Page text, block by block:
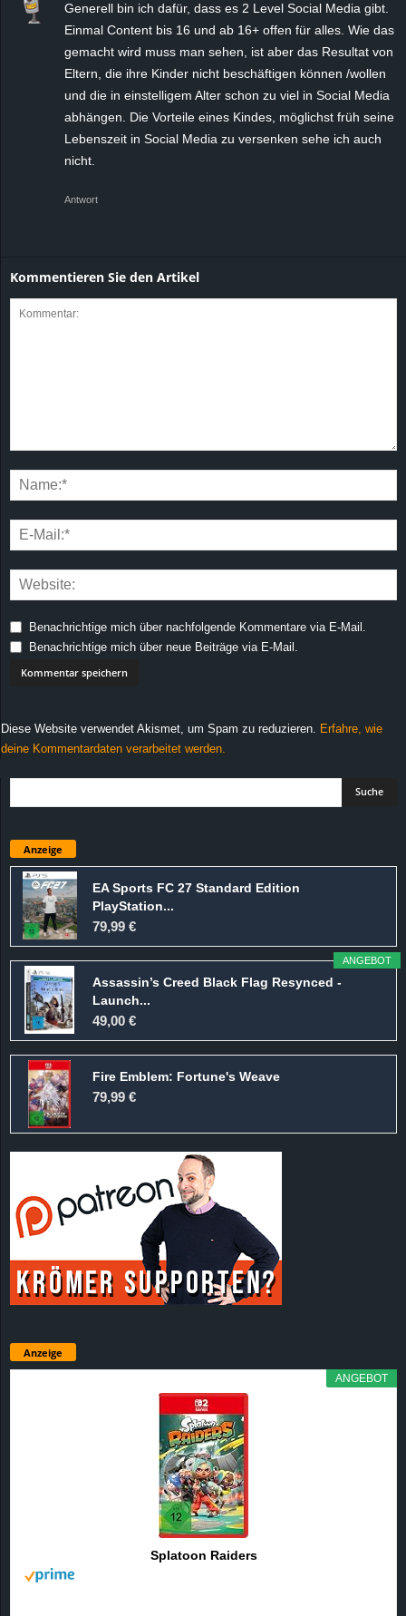
Generell bin ich dafür, dass es 2 Level Social Media gibt.
Einmal Content bis 16 und ab 16+ offen für alles. Wie das
gemacht wird muss man sehen, ist aber das Resultat von
Eltern, die ihre Kinder nicht beschäftigen können /wollen
und die in einstelligem Alter schon zu viel in Social Media
abhängen. Die Vorteile eines Kindes, möglichst früh seine
Lebenszeit in Social Media zu versenken sehe ich auch
nicht.
Antwort
Kommentieren Sie den Artikel
Benachrichtige mich über nachfolgende Kommentare via E-Mail.
Benachrichtige mich über neue Beiträge via E-Mail.
Diese Website verwendet Akismet, um Spam zu reduzieren.
Erfahre, wie
deine Kommentardaten verarbeitet werden.
Anzeige
EA Sports FC 27 Standard Edition
PlayStation...
79,99 €
ANGEBOT
Assassin’s Creed Black Flag Resynced -
Launch...
49,00 €
Fire Emblem: Fortune's Weave
79,99 €
Anzeige
ANGEBOT
Splatoon Raiders